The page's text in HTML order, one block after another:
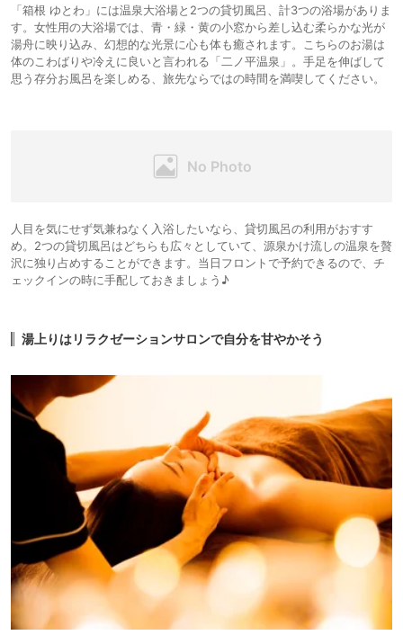
「箱根 ゆとわ」には温泉大浴場と2つの貸切風呂、計3つの浴場がありま
す。女性用の大浴場では、青・緑・黄の小窓から差し込む柔らかな光が
湯舟に映り込み、幻想的な光景に心も体も癒されます。こちらのお湯は
体のこわばりや冷えに良いと言われる「二ノ平温泉」。手足を伸ばして
思う存分お風呂を楽しめる、旅先ならではの時間を満喫してください。
人目を気にせず気兼ねなく入浴したいなら、貸切風呂の利用がおすす
め。2つの貸切風呂はどちらも広々としていて、源泉かけ流しの温泉を贅
沢に独り占めすることができます。当日フロントで予約できるので、チ
ェックインの時に手配しておきましょう♪
湯上りはリラクゼーションサロンで自分を甘やかそう